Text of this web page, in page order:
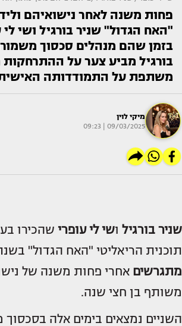
פחות משנה לאחר נישואיהם
"האח הגדול" שניר בורגיל ושי לי
בזמן שהם מנהלים סכסוך
בורגיל מביע צער על ההתרחקות
משתפת על התמודדותה
מיקי לוין
09/03/2025 | 09:23
שניר בורגיל ושי לי עופרי
תוכנית הריאליטי "האח הגדול" בשנת
מתגרשים אחרי פחות משנה של
משותף בן חצי שנה.
השניים נמצאים בימים אלה